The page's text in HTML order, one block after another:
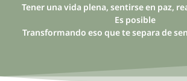
Tener una vida plena, sentirse en paz,
Es posible
Transformando eso que te separa de